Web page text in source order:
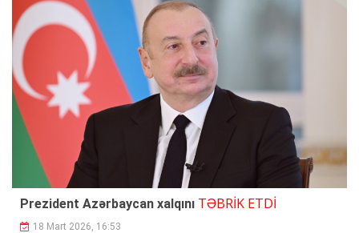
Prezident Azərbaycan xalqını TƏBRİK ETDİ
18 Mart 2026, 16:53